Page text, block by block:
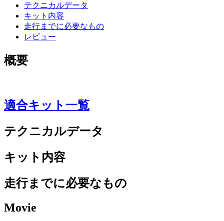
テクニカルデータ
キット内容
走行までに必要なもの
レビュー
概要
適合キット一覧
テクニカルデータ
キット内容
走行までに必要なもの
Movie